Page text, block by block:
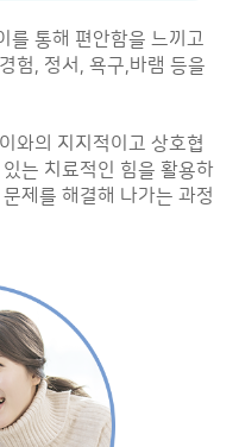
를 통해 편안함을 느끼고
험, 정서, 욕구,바램 등을
와의 지지적이고 상호협
는 치료적인 힘을 활용하
제를 해결해 나가는 과정